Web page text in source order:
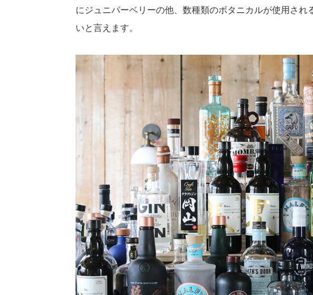
にジュニパーベリーの他、数種類のボタニカルが使用さ
いと言えます。